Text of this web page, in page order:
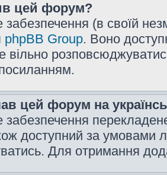
цей форум?
(в своїй
phpBB Group. Воно
вільно
цей форум на
забезпечення
доступний за умовами
Для отримання